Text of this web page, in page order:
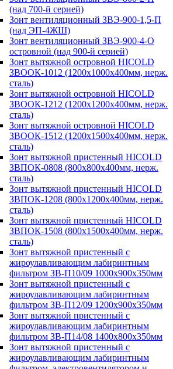
(над 700-й серией)
Зонт вентиляционный ЗВЭ-900-1,5-П
(над ЭП-4ЖШ)
Зонт вентиляционный ЗВЭ-900-4-О
островной (над 900-й серией)
Зонт вытяжной островной HICOLD
ЗВООК-1012 (1200х1000х400мм, нерж.
сталь)
Зонт вытяжной островной HICOLD
ЗВООК-1212 (1200x1200x400мм, нерж.
сталь)
Зонт вытяжной островной HICOLD
ЗВООК-1512 (1200х1500х400мм, нерж.
сталь)
Зонт вытяжной пристенный HICOLD
ЗВПОК-0808 (800х800х400мм, нерж.
сталь)
Зонт вытяжной пристенный HICOLD
ЗВПОК-1208 (800х1200х400мм, нерж.
сталь)
Зонт вытяжной пристенный HICOLD
ЗВПОК-1508 (800х1500х400мм, нерж.
сталь)
Зонт вытяжной пристенный с
жироулавливающим лабиринтным
фильтром ЗВ-П10/09 1000х900х350мм
Зонт вытяжной пристенный с
жироулавливающим лабиринтным
фильтром ЗВ-П12/09 1200х900х350мм
Зонт вытяжной пристенный с
жироулавливающим лабиринтным
фильтром ЗВ-П14/08 1400х800х350мм
Зонт вытяжной пристенный с
жироулавливающим лабиринтным